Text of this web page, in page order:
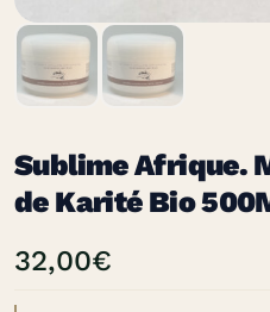
Sublime Afrique.
de Karité Bio
32,00€